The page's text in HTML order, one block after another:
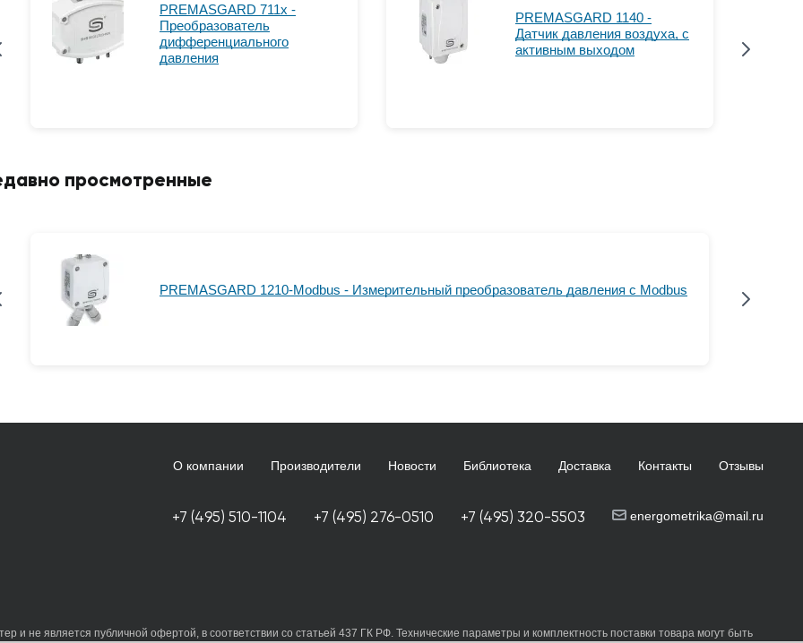
PREMASGARD 711x -
Преобразователь
дифференциального
давления
PREМASGARD 1140 -
Датчик давления воздуха, с
активным выходом
просмотренные
PREMASGARD 1210-Modbus - Измерительный преобразователь давления с Modbus
О компании Производители Новости Библиотека Доставка Контакты Отзывы
+7 (495) 510-1104 +7 (495) 276-0510 +7 (495) 320-5503 energometrika@mail.ru
и не является публичной офертой, в соответствии со статьей 437 ГК РФ. Технические параметры и комплектность поставки товара могут быть